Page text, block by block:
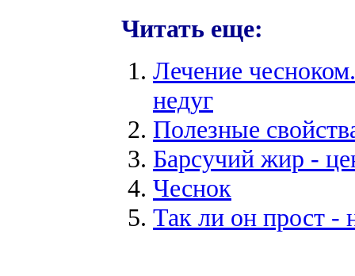
Читать еще:
Лечение
недуг
Полезные
Барсучий жир -
Чеснок
Так ли он прост -